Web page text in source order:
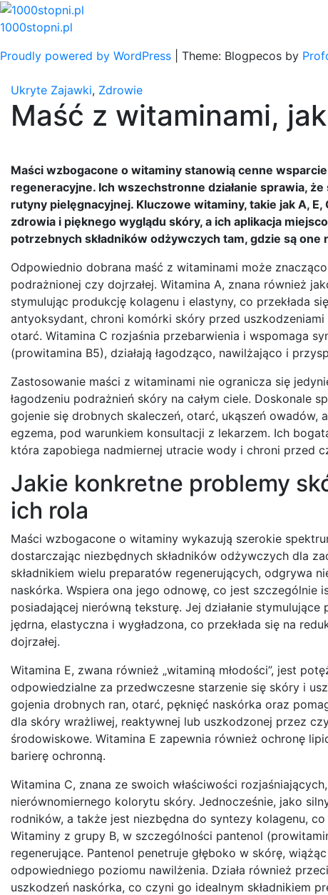
Skip
to
1000stopni.pl
Proudly powered by WordPress
Theme: Blogpecos by
Ukryte Zajawki, Zdrowie
Maść z witaminami,
Maści wzbogacone o witaminy stanowią cenne
regeneracyjne. Ich wszechstronne działanie sprawia,
rutyny pielęgnacyjnej. Kluczowe witaminy, takie jak A,
zdrowia i pięknego wyglądu skóry, a ich aplikacja
potrzebnych składników odżywczych tam, gdzie są one
Odpowiednio dobrana maść z witaminami może
podrażnionej czy dojrzałej. Witamina A, znana również
stymulując produkcję kolagenu i elastyny, co przekłada
antyoksydant, chroni komórki skóry przed
otarć. Witamina C rozjaśnia przebarwienia i wspomaga
(prowitamina B5), działają łagodząco, nawilżająco i
Zastosowanie maści z witaminami nie ogranicza się
łagodzeniu podrażnień skóry na całym ciele. Doskonale
gojenie się drobnych skaleczeń, otarć, ukąszeń owadów,
egzema, pod warunkiem konsultacji z lekarzem. Ich
która zapobiega nadmiernej utracie wody i chroni przed
Jakie konkretne problemy
ich rola
Maści wzbogacone o witaminy wykazują szerokie
dostarczając niezbędnych składników odżywczych dla
składnikiem wielu preparatów regenerujących, odgrywa
naskórka. Wspiera ona jego odnowę, co jest szczególnie
posiadającej nierówną teksturę. Jej działanie
jędrna, elastyczna i wygładzona, co przekłada się na
dojrzałej.
Witamina E, zwana również „witaminą młodości”, jest
odpowiedzialne za przedwczesne starzenie się skóry i
gojenia drobnych ran, otarć, pęknięć naskórka oraz
dla skóry wrażliwej, reaktywnej lub uszkodzonej przez
środowiskowe. Witamina E zapewnia również ochronę
barierę ochronną.
Witamina C, znana ze swoich właściwości
nierównomiernego kolorytu skóry. Jednocześnie, jako
rodników, a także jest niezbędna do syntezy kolagenu,
Witaminy z grupy B, w szczególności pantenol
regenerujące. Pantenol penetruje głęboko w skórę,
odpowiedniego poziomu nawilżenia. Działa również
uszkodzeń naskórka, co czyni go idealnym składnikiem